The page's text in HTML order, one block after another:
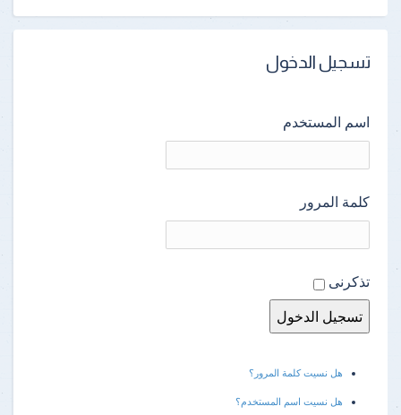
تسجيل الدخول
اسم المستخدم
كلمة المرور
تذكرنى
هل نسيت كلمة المرور؟
هل نسيت اسم المستخدم؟